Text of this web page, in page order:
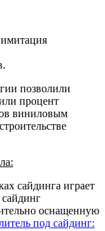
позволили
процент
виниловым
сайдинга играет
сайдинг
оснащенную
под сайдинг: